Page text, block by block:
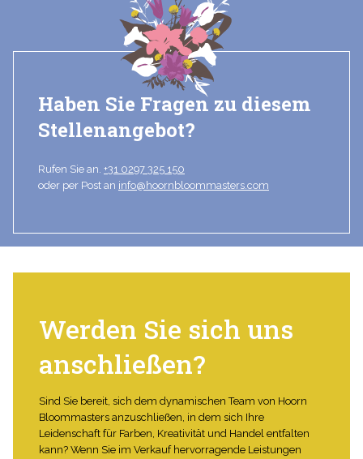
Haben Sie Fragen zu diesem
Stellenangebot?
Rufen Sie an. +31 0297 325 150
oder per Post an info@hoornbloommasters.com
Werden Sie sich uns
anschließen?
Sind Sie bereit, sich dem dynamischen Team von Hoorn
Bloommasters anzuschließen, in dem sich Ihre
Leidenschaft für Farben, Kreativität und Handel entfalten
kann? Wenn Sie im Verkauf hervorragende Leistungen